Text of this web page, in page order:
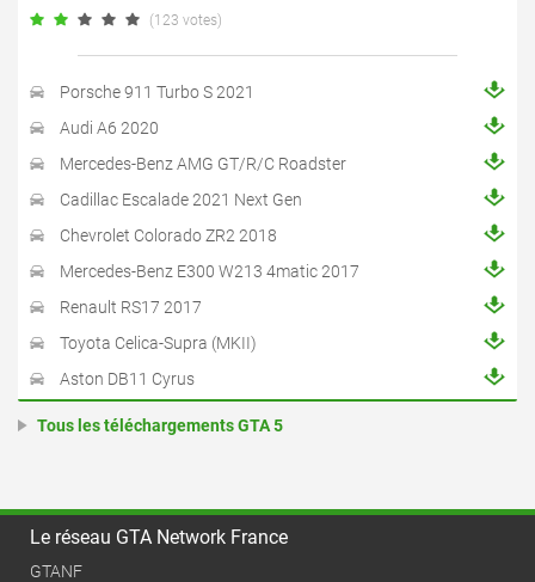
(123 votes)
Porsche 911 Turbo S 2021
Audi A6 2020
Mercedes-Benz AMG GT/R/C Roadster
Cadillac Escalade 2021 Next Gen
Chevrolet Colorado ZR2 2018
Mercedes-Benz E300 W213 4matic 2017
Renault RS17 2017
Toyota Celica-Supra (MKII)
Aston DB11 Cyrus
Tous les téléchargements GTA 5
Le réseau GTA Network France
GTANF